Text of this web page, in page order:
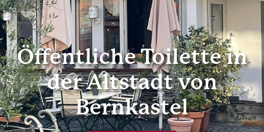
Öffentliche Toilette in
der Altstadt von
Bernkastel